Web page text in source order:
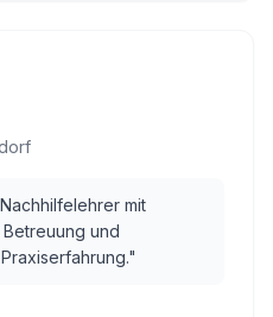
mit
und
"